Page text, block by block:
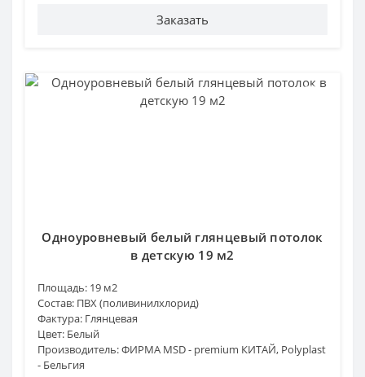
Заказать
Одноуровневый белый глянцевый потолок
в детскую 19 м2
Площадь: 19 м2
Состав: ПВХ (поливинилхлорид)
Фактура: Глянцевая
Цвет: Белый
Производитель:ФИРМА MSD - premium КИТАЙ, Polyplast
- Бельгия